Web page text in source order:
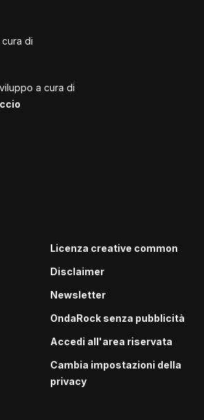
di
a cura di
Licenza creative common
Disclaimer
Newsletter
OndaRock senza pubblicità
Accedi all'area riservata
Cambia impostazioni della
privacy